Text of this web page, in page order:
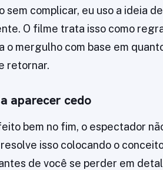
sem complicar, eu uso a ideia
O filme trata isso como
o mergulho com base em
retornar.
aparecer cedo
bem no fim, o espectador
isso colocando o
de você se perder em